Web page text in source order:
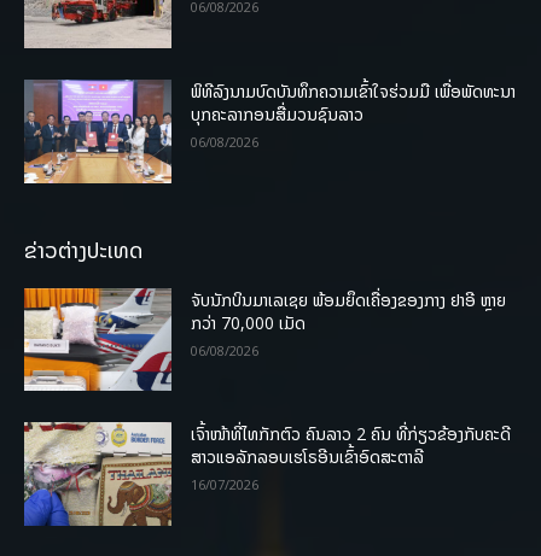
06/08/2026
ພິທີລົງນາມບົດບັນທຶກຄວາມເຂົ້າໃຈຮ່ວມມື ເພື່ອພັດທະນາ
ບຸກຄະລາກອນສື່ມວນຊົນລາວ
06/08/2026
ຂ່າວຕ່າງປະເທດ
ຈັບນັກບິນມາເລເຊຍ ພ້ອມຍຶດເຄື່ອງຂອງກາງ ຢາອີ ຫຼາຍ
ກວ່າ 70,000 ເມັດ
06/08/2026
ເຈົ້າໜ້າທີ່ໄທກັກຕົວ ຄົນລາວ 2 ຄົນ ທີ່ກ່ຽວຂ້ອງກັບຄະດີ
ສາວແອລັກລອບເຮໂຣອີນເຂົ້າອົດສະຕາລີ
16/07/2026